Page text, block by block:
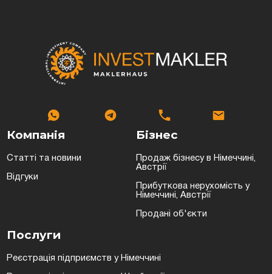
Компанія
Статті та новини
Відгуки
Бізнес
Продаж бізнесу в Німеччині,
Австрії
Прибуткова нерухомість у
Німеччині, Австрії
Продані об'єкти
Послуги
Реєстрація підприємств у Німеччині